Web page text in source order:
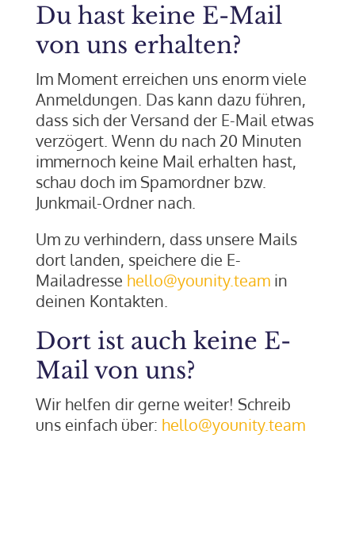
Du hast keine E-Mail
von uns erhalten?
Im Moment erreichen uns enorm viele
Anmeldungen. Das kann dazu führen,
dass sich der Versand der E-Mail etwas
verzögert. Wenn du nach 20 Minuten
immernoch keine Mail erhalten hast,
schau doch im Spamordner bzw.
Junkmail-Ordner nach.
Um zu verhindern, dass unsere Mails
dort landen, speichere die E-
Mailadresse hello@younity.teamin
deinen Kontakten.
Dort ist auch keine E-
Mail von uns?
Wir helfen dir gerne weiter! Schreib
uns einfach über: hello@younity.team